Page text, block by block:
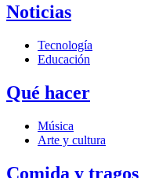
Noticias
Tecnología
Educación
Qué hacer
Música
Arte y cultura
Comida y tragos